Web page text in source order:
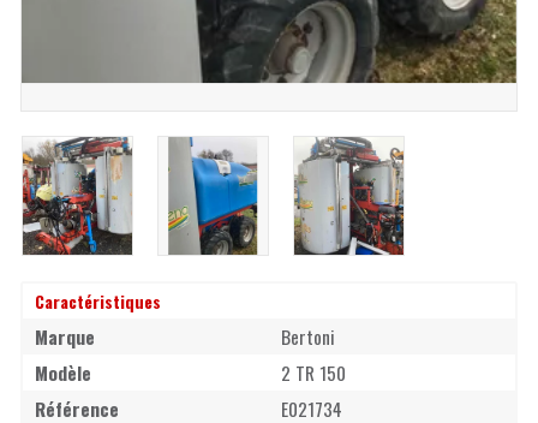
Caractéristiques
Marque
Bertoni
Modèle
2 TR 150
Référence
E021734